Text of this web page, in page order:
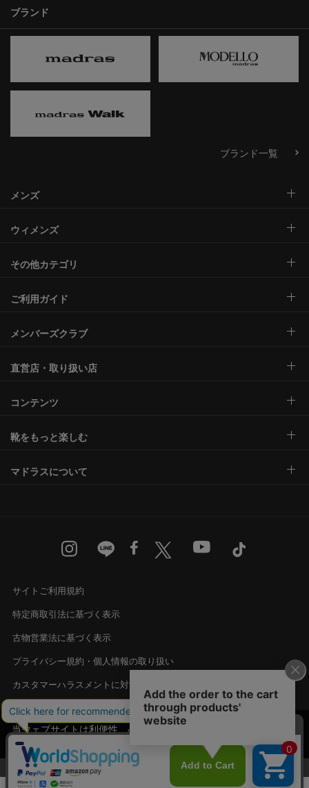
ブランド
ブランド一覧
メンズ
ウィメンズ
その他カテゴリ
ご利用ガイド
メンバーズクラブ
直営店・取り扱い店
コンテンツ
靴をもっと楽しむ
マドラスについて
サイトご利用規約
特定商取引法に基づく表示
古物営業法に基づく表示
プライバシー規約・個人情報の取り扱い
カスタマーハラスメントに対する基本方針
Language English
当ウェブサイトは利便性、品質維持・向上を目的
にCookieを使用しております。詳細はプライバシ
ー規約をご覧ください。
承諾する